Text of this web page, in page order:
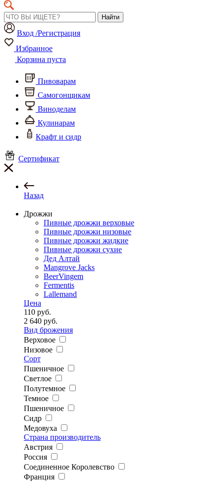
Найти
Вход /Регистрация
Избранное
Корзина пуста
Пивоварам
Самогонщикам
Виноделам
Кулинарам
Крафт и сидр
Сертификат
Назад
Дрожжи
Пивные дрожжи верховые
Пивные дрожжи низовые
Пивные дрожжи жидкие
Пивные дрожжи сухие
Дед Алтай
Mangrove Jacks
BeerVingem
Fermentis
Lallemand
Цена
110 руб.
2 640 руб.
Вид брожения
Верховое
Низовое
Сорт
Пшеничное
Светлое
Полутемное
Темное
Пшеничное
Сидр
Медовуха
Страна производитель
Австрия
Россия
Соединенное Королевство
Франция